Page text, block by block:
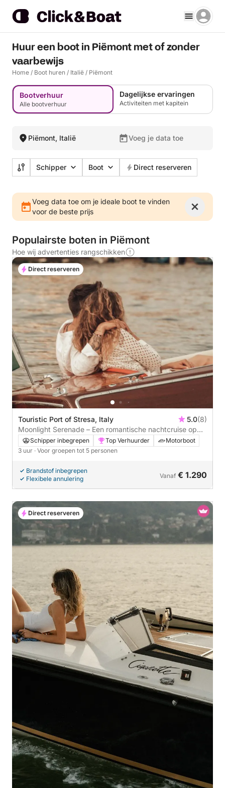
Huur een boot in Piëmont met of zonder
vaarbewijs
Home / Boot huren / Italië / Piëmont
Bootverhuur
Alle bootverhuur
Dagelijkse ervaringen
Activiteiten met kapitein
Piëmont, Italië Voeg je data toe
Schipper Boot Direct reserveren
Voeg data toe om je ideale boot te vinden
voor de beste prijs
Populairste boten in Piëmont
Hoe wij advertenties rangschikken
Touristic Port of Stresa, Italy 5.0(8)
Moonlight Serenade – Een romantische nachtcruise op
het Lago Maggiore
Schipper inbegrepen Top Verhuurder
Motorboot
3 uur · Voor groepen tot 5 personen
Brandstof inbegrepen
Flexibele annulering
Vanaf € 1.290
Direct reserveren
Direct reserveren